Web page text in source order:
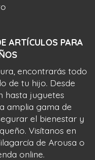
ARTÍCULOS PARA
encontrarás todo
de tu hijo. Desde
hasta juguetes
amplia gama de
el bienestar y
Visítanos en
de Arousa o
online.